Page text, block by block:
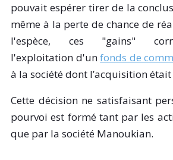
pouvait espérer tirer de la
même à la perte de chance de
l'espèce, ces "gains"
l'exploitation d'unfonds de
à la société dont l’acquisition était
Cette décision ne satisfaisant
pourvoi est formé tant par les
que par la société Manoukian.